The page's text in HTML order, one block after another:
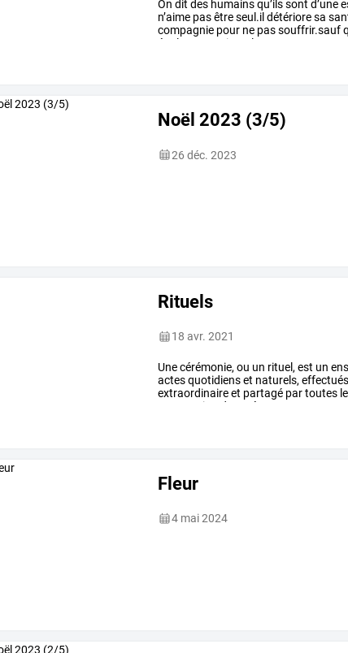
On dit des humainsqu’ilssont d’une
n’aime pasêtreseul.il détérioresa
compagnie pour ne passouffrir.sauf
également
agir mal
Noël 2023 (3/5)
26 déc. 2023
Rituels
18 avr. 2021
Unecérémonie,ou un rituel,est un
actesquotidienset naturels,effectués
extraordinaireet partagé partoutes
communion
des présents
Fleur
4 mai 2024